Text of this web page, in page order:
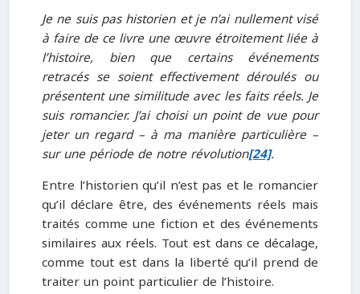
Je ne suis pas historien et je n’ai nullement visé
à faire de ce livre une œuvre étroitement liée à
l’histoire, bien que certains événements
retracés se soient effectivement déroulés ou
présentent une similitude avec les faits réels. Je
suis romancier. J’ai choisi un point de vue pour
jeter un regard – à ma manière particulière –
sur une période de notre révolution[24].
Entre l’historien qu’il n’est pas et le romancier
qu’il déclare être, des événements réels mais
traités comme une fiction et des événements
similaires aux réels. Tout est dans ce décalage,
comme tout est dans la liberté qu’il prend de
traiter un point particulier de l’histoire.